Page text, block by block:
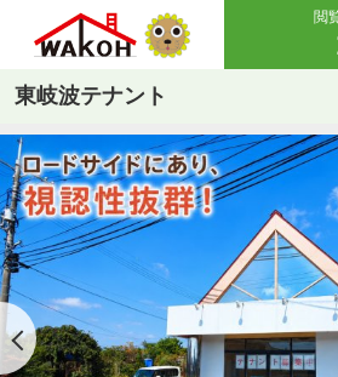
閲
東岐波テナント